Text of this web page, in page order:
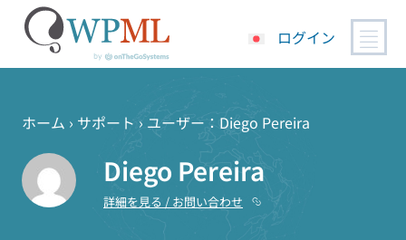
ログイン
ホーム › サポート › ユーザー：Diego Pereira
Diego Pereira
詳細を見る / お問い合わせ